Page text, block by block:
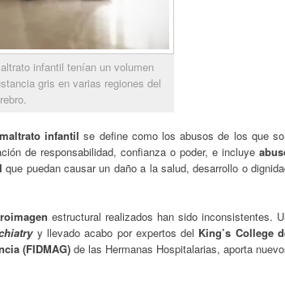
infantil tenían un volumen
gris en varias regiones del
maltrato infantil se define como los abusos de los que
de responsabilidad, confianza o poder, e incluye
que puedan causar un daño a la salud, desarrollo o
estructural realizados han sido inconsistentes.
y llevado acabo por expertos del King’s College
(FIDMAG) de las Hermanas Hospitalarias, aporta